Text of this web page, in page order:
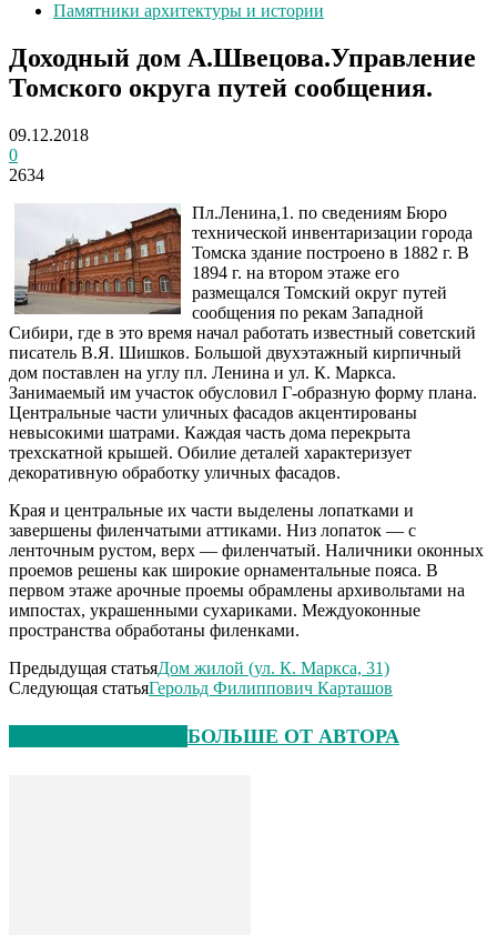
Памятники архитектуры и истории
Доходный дом А.Швецова.Управление
Томского округа путей сообщения.
09.12.2018
0
2634
Пл.Ленина,1. по сведениям Бюро
технической инвентаризации города
Томска здание построено в 1882 г. В
1894 г. на втором этаже его
размещался Томский округ путей
сообщения по рекам Западной
Сибири, где в это время начал работать известный советский
писатель В.Я. Шишков. Большой двухэтажный кирпичный
дом поставлен на углу пл. Ленина и ул. К. Маркса.
Занимаемый им участок обусловил Г-образную форму плана.
Центральные части уличных фасадов акцентированы
невысокими шатрами. Каждая часть дома перекрыта
трехскатной крышей. Обилие деталей характеризует
декоративную обработку уличных фасадов.
Края и центральные их части выделены лопатками и
завершены филенчатыми аттиками. Низ лопаток — с
ленточным рустом, верх — филенчатый. Наличники оконных
проемов решены как широкие орнаментальные пояса. В
первом этаже арочные проемы обрамлены архивольтами на
импостах, украшенными сухариками. Междуоконные
пространства обработаны филенками.
Предыдущая статьяДом жилой (ул. К. Маркса, 31)
Следующая статьяГерольд Филиппович Карташов
БОЛЬШЕ ОТ АВТОРА